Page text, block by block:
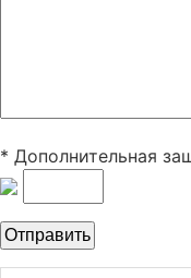
* Дополнительная